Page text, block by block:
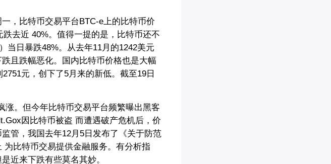
，比特币交易平台BTC-e上的比特币价
去近 40%。值得一提的是，比特币还不
当日暴跌48%。从去年11月的1242美元
且跌幅恶化。国内比特币价格也是大幅
元，创下了5月来的新低。截至19日
。但今年比特币交易平台频繁曝出黑客
因比特币被盗 而遭遇破产危机后，价
管，我国去年12月5日发布了《关于防范
比特币交易提供金融服务。有分析指
近来下跌有些莫名其妙。